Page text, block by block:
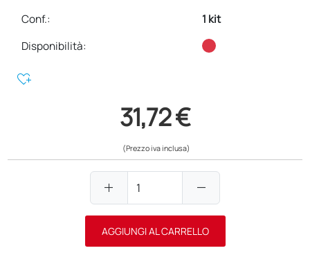
Conf.:
1 kit
Disponibilità:
heart_plus
31,72 €
(Prezzo iva inclusa)
add remove
AGGIUNGI AL CARRELLO